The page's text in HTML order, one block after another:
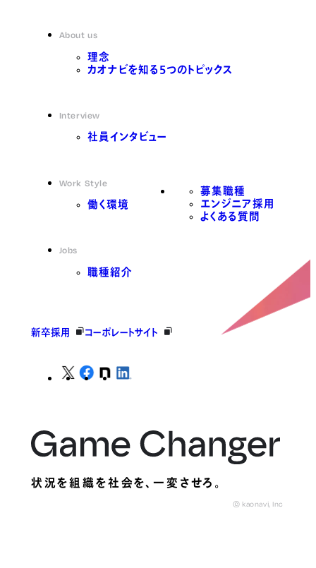
About us
理念
カオナビを知る5つのトピックス
Interview
社員インタビュー
Work Style
働く環境
Jobs
職種紹介
募集職種
エンジニア採用
よくある質問
新卒採用 コーポレートサイト
状況を組織を社会を、一変させろ。
© kaonavi, Inc